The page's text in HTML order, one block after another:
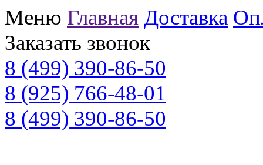
Меню Главная Доставка
Заказать звонок
8 (499) 390-86-50
8 (925) 766-48-01
8 (499) 390-86-50